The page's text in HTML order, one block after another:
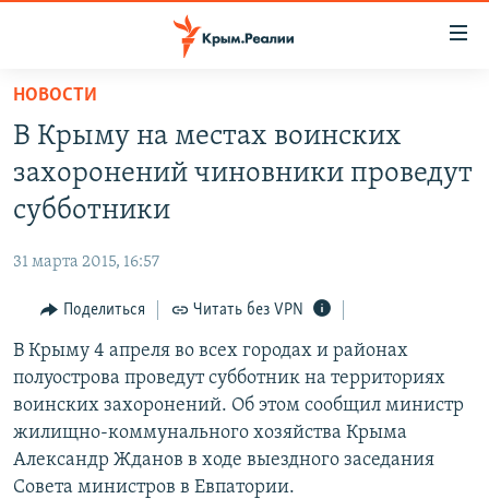
Вернуться
основному
содержанию
Вернутся
главной
навигации
Вернутся
поиску
СПЕЦПРОЕКТЫ
ГРУЗ 200
11 ЛЕТ ОККУПАЦИИ КРЫМА. 11 ИСТОРИЙ СОПРОТИВЛЕНИЯ
ВОДА
ЕЩЕ
ИНТЕРАКТИВ
ИНФОГРАФИКА
ТЕЛЕПРОЕКТ КРЫМ.РЕАЛИИ
СОВЕТЫ ПРАВОЗАЩИТНИКОВ
ПРОПАВШИЕ БЕЗ ВЕСТИ
РАДІО СВОБОДА
КАК ОБОЙТИ БЛОКИРОВКУ
Українською
Qırımtatar
НОВОСТИ
В Крыму на местах воинских
захоронений чиновники проведут
субботники
31 марта 2015, 16:57
Поделиться Читать без VPN
В Крыму 4 апреля во всех городах и районах
полуострова проведут субботник на территориях
воинских захоронений. Об этом сообщил министр
жилищно-коммунального хозяйства Крыма
Александр Жданов в ходе выездного заседания
Совета министров в Евпатории.